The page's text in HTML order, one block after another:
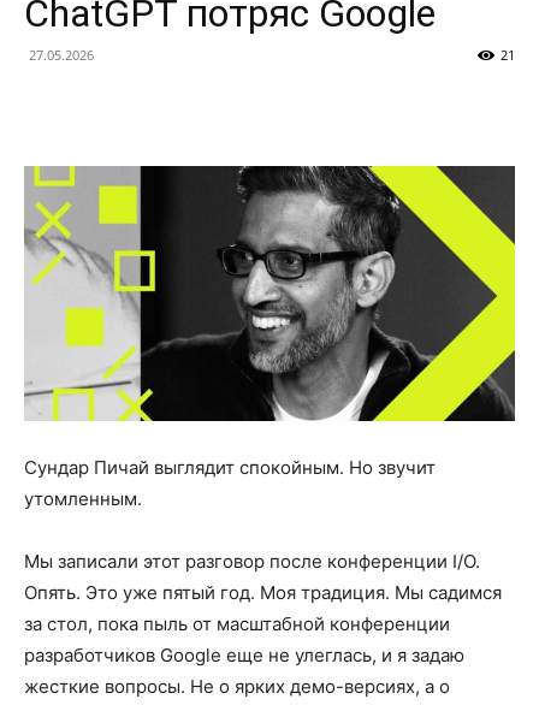
ChatGPT потряс Google
27.05.2026 21
Сундар Пичай выглядит спокойным. Но звучит
утомленным.
Мы записали этот разговор после конференции I/O.
Опять. Это уже пятый год. Моя традиция. Мы садимся
за стол, пока пыль от масштабной конференции
разработчиков Google еще не улеглась, и я задаю
жесткие вопросы. Не о ярких демо-версиях, а о